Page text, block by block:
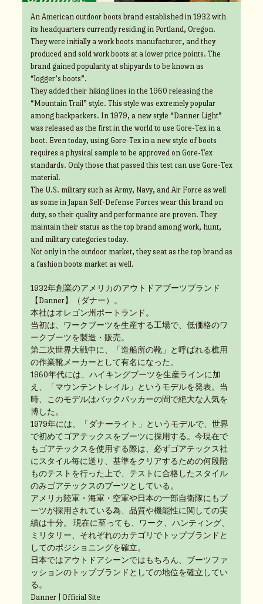
An American outdoor boots brand established in 1932 with
its headquarters currently residing in Portland, Oregon.
They were initially a work boots manufacturer, and they
produced and sold work boots at a lower price points. The
brand gained popularity at shipyards to be known as
“logger’s boots”.
They added their hiking lines in the 1960 releasing the
“Mountain Trail” style. This style was extremely popular
among backpackers. In 1979, a new style “Danner Light”
was released as the first in the world to use Gore-Tex in a
boot. Even today, using Gore-Tex in a new style of boots
requires a physical sample to be approved on Gore-Tex
standards. Only those that passed this test can use Gore-Tex
material.
The U.S. military such as Army, Navy, and Air Force as well
as some in Japan Self-Defense Forces wear this brand on
duty, so their quality and performance are proven. They
maintain their status as the top brand among work, hunt,
and military categories today.
Not only in the outdoor market, they seat as the top brand as
a fashion boots market as well.
1932年創業のアメリカのアウトドアブーツブランド
【Danner】（ダナー）。
本社はオレゴン州ポートランド。
当初は、ワークブーツを生産する工場で、低価格のワ
ークブーツを製造・販売。
第二次世界大戦中に、「造船所の靴」と呼ばれる樵用
の作業靴メーカーとして有名になった。
1960年代には、ハイキングブーツを生産ラインに加
え、「マウンテントレイル」というモデルを発表。当
時、このモデルはバックパッカーの間で絶大な人気を
博した。
1979年には、「ダナーライト」というモデルで、世界
で初めてゴアテックスをブーツに採用する。今現在で
もゴアテックスを使用する際は、必ずゴアテックス社
にスタイル毎に送り、基準をクリアするための何段階
ものテストを行った上で、テストに合格したスタイル
のみゴアテックスのブーツとしている。
アメリカ陸軍・海軍・空軍や日本の一部自衛隊にもブ
ーツが採用されている為、品質や機能性に関しての実
績は十分。 現在に至っても、ワーク、ハンティング、
ミリタリー、それぞれのカテゴリでトップブランドと
してのポジショニングを確立。
日本ではアウトドアシーンではもちろん、ブーツファ
ッションのトップブランドとしての地位を確立してい
る。
Danner | Official Site